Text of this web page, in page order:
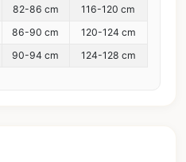
82-86 cm
116-120 cm
86-90 cm
120-124 cm
90-94 cm 124-128 cm